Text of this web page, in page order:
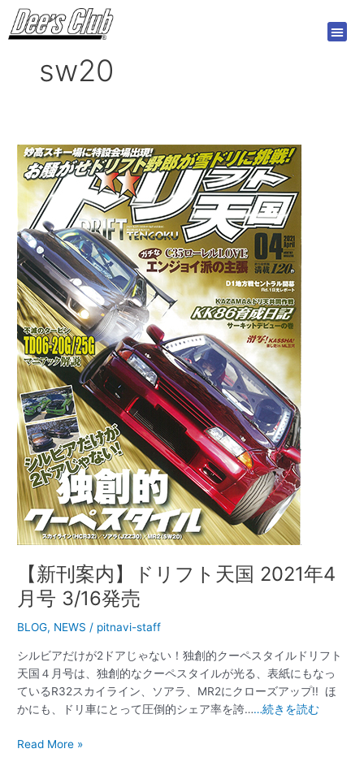
を
sw20
【新刊案内】ドリフト天国 2021年4
月号 3/16発売
BLOG, NEWS / pitnavi-staff
シルビアだけが2ドアじゃない！独創的クーペスタイルドリフト
天国４月号は、独創的なクーペスタイルが光る、表紙にもなっ
ているR32スカイライン、ソアラ、MR2にクローズアップ!! ほ
かにも、ドリ車にとって圧倒的シェア率を誇……続きを読む
【新
刊
案
内】
ド
リ
フ
ト
天
国
2021
年
4
月
号
3/16
発
売
Read More »